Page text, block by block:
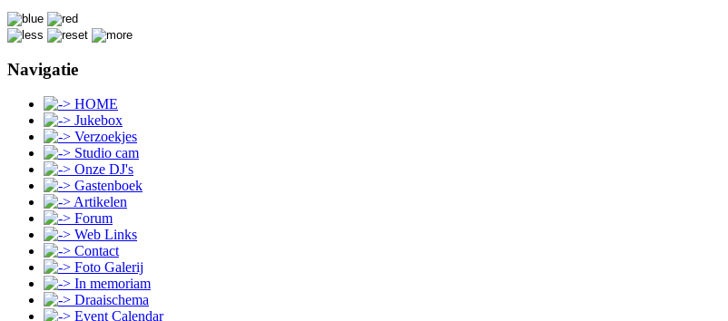
Navigatie
HOME
Jukebox
Verzoekjes
Studio cam
Onze DJ's
Gastenboek
Artikelen
Forum
Web Links
Contact
Foto Galerij
In memoriam
Draaischema
Event Calendar